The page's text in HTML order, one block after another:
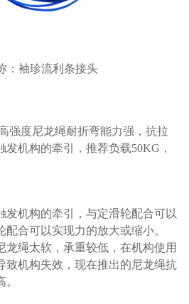
：袖珍流利条接头
强度尼龙绳耐折弯能力强，抗拉
机构的牵引，推荐负载50KG，
发机构的牵引，与定滑轮配合可以
合可以实现力的放大或缩小。
龙绳太软，承重较低，在机构使用
致机构失效，现在推出的尼龙绳抗